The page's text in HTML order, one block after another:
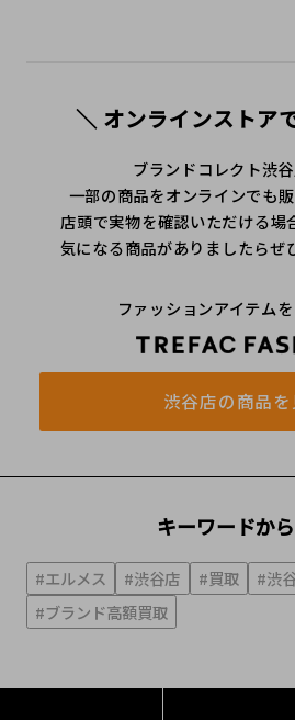
＼ オンラインストア
ブランドコレクト渋谷
一部の商品をオンラインでも販
店頭で実物を確認いただける場
気になる商品がありましたらぜ
ファッションアイテム
渋谷店の商品を
キーワードか
#エルメス #渋谷店 #買取
#渋
#ブランド高額買取